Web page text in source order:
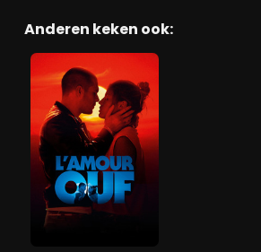
Anderen keken ook: